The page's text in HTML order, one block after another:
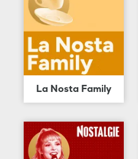
La Nosta Family